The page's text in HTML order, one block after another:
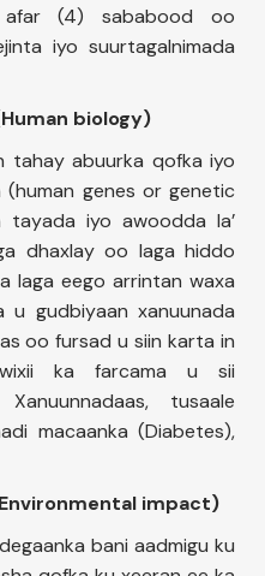
afar (4) sababood oo
iyo suurtagalnimada
biology)
tahay abuurka qofka iyo
(human genes or genetic
tayada iyo awoodda la’
dhaxlay oo laga hiddo
laga eego arrintan waxa
u gudbiyaan xanuunada
oo fursad u siin karta in
wixii ka farcama u sii
tusaale
macaanka (Diabetes),
impact)
bani aadmigu ku